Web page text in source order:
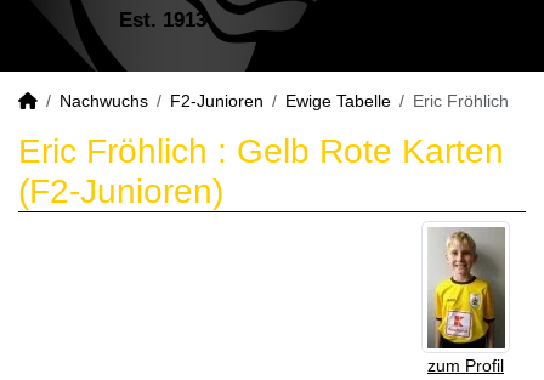
Est. 1913
Nachwuchs F2-Junioren Ewige Tabelle Eric Fröhlich
Eric Fröhlich : Gelb Rote Karten
(F2-Junioren)
zum Profil